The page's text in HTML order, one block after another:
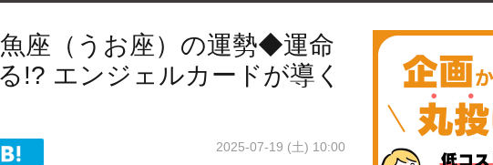
座（うお座）の運勢◆運命
!? エンジェルカードが導く
2025-07-19 (土) 10:00